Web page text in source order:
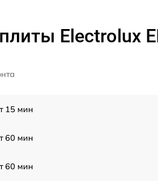
Electrolux
15 мин
60 мин
60 мин